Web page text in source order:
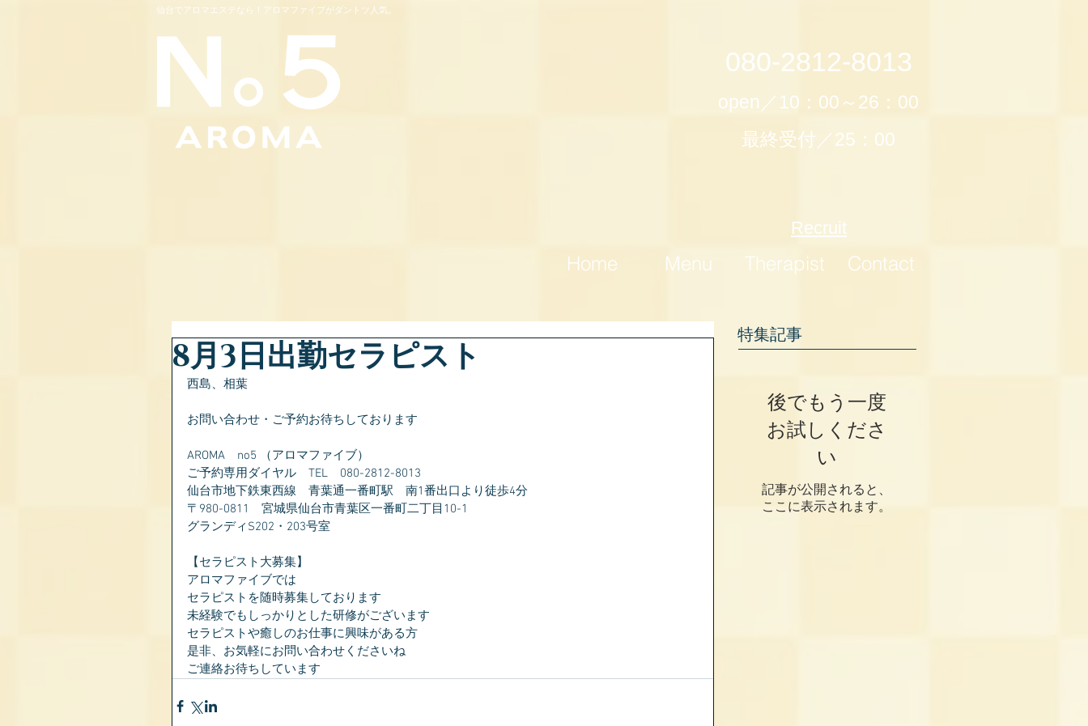
仙台でアロマエステなら！アロマファイブがダントツ人気。
080-2812-8013
open／10：00～26：00
最終受付／25：00
Recruit
Home Menu Therapist Contact
8月3日出勤セラピスト
西島、相葉
お問い合わせ・ご予約お待ちしております
AROMA　no5 （アロマファイブ）
ご予約専用ダイヤル　TEL　080-2812-8013
仙台市地下鉄東西線　青葉通一番町駅　南1番出口より徒歩4分
〒980-0811　宮城県仙台市青葉区一番町二丁目10-1
グランディS202・203号室
【セラピスト大募集】
アロマファイブでは
セラピストを随時募集しております
未経験でもしっかりとした研修がございます
セラピストや癒しのお仕事に興味がある方
是非、お気軽にお問い合わせくださいね
ご連絡お待ちしています
特集記事
後でもう一度
お試しくださ
い
記事が公開されると、
ここに表示されます。